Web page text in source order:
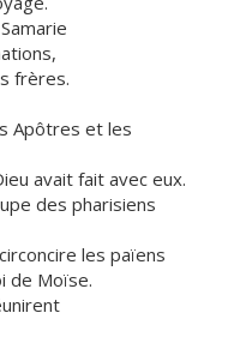
frères.
Apôtres et les
avait fait avec eux.
des pharisiens
les païens
de Moïse.